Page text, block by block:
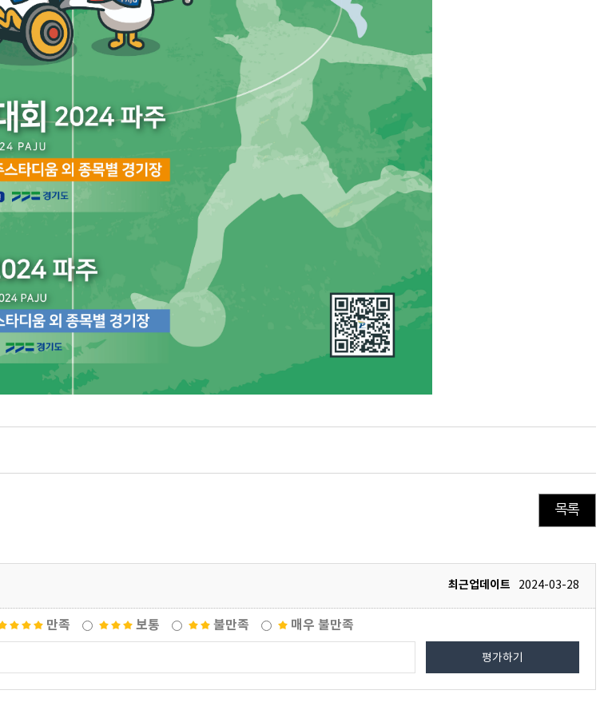
목록
최근업데이트 2024-03-28
만족 보통 불만족 매우 불만족
평가하기